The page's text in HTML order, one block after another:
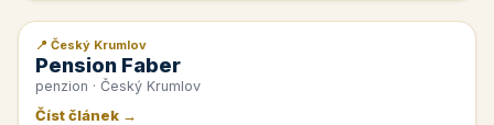
📰 PR článek
📍 Český Krumlov
Pension Faber
penzion · Český Krumlov
Číst článek →